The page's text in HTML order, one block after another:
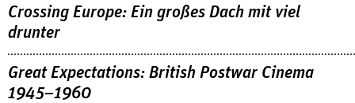
Crossing Europe: Ein großes Dach mit viel
drunter
Great Expectations: British Postwar Cinema
1945–1960